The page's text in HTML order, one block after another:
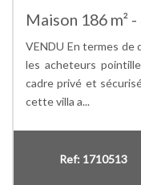
Maison 186 m²
VENDU En termes
les acheteurs
cadre privé et
cette villa a...
Ref: 1710513